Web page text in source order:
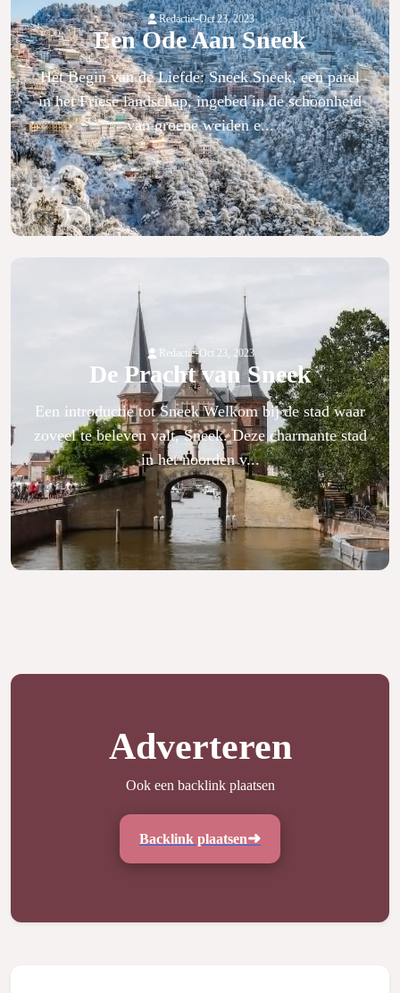
Redactie-Oct 23, 2023
Een Ode Aan Sneek
Het Begin van de Liefde: Sneek Sneek, een parel
in het Friese landschap, ingebed in de schoonheid
van groene weiden e...
Redactie-Oct 23, 2023
De Pracht van Sneek
Een introductie tot Sneek Welkom bij de stad waar
zoveel te beleven valt, Sneek. Deze charmante stad
in het noorden v...
Adverteren
Ook een backlink plaatsen
Backlink plaatsen